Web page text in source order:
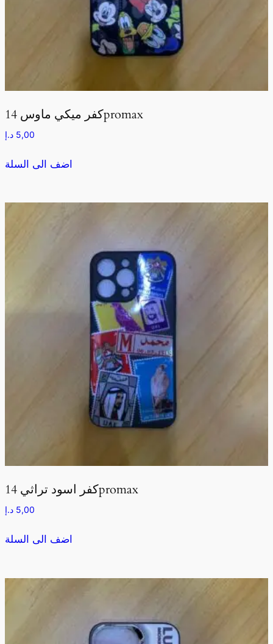
كفر ميكي ماوس 14promax
5,00 د.إ
اضف الى السلة
كفر اسود تراثي 14promax
5,00 د.إ
اضف الى السلة